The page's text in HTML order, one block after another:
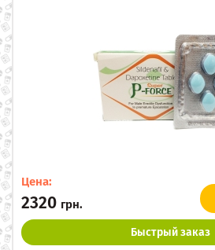
Цена:
2320 грн.
Быстрый заказ